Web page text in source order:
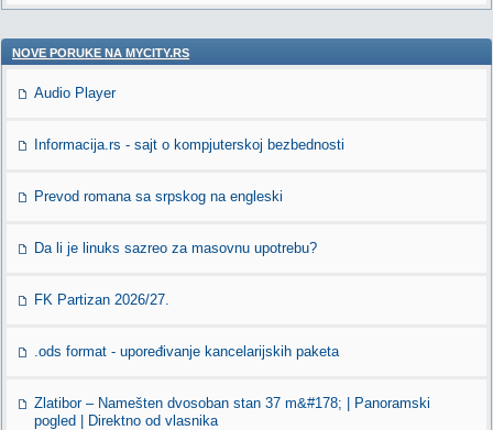
NOVE PORUKE NA MYCITY.RS
Audio Player
Informacija.rs - sajt o kompjuterskoj bezbednosti
Prevod romana sa srpskog na engleski
Da li je linuks sazreo za masovnu upotrebu?
FK Partizan 2026/27.
.ods format - upoređivanje kancelarijskih paketa
Zlatibor – Namešten dvosoban stan 37 m&#178; | Panoramski
pogled | Direktno od vlasnika